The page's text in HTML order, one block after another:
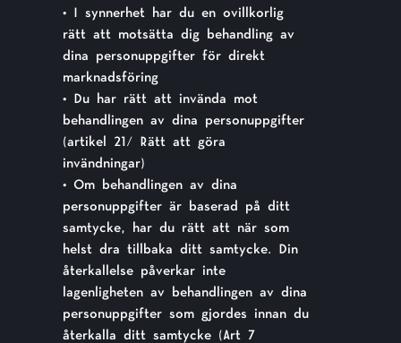
• I synnerhet har du en ovillkorlig
rätt att motsätta dig behandling av
dina personuppgifter för direkt
marknadsföring
• Du har rätt att invända mot
behandlingen av dina personuppgifter
(artikel 21/ Rätt att göra
invändningar)
• Om behandlingen av dina
personuppgifter är baserad på ditt
samtycke, har du rätt att när som
helst dra tillbaka ditt samtycke. Din
återkallelse påverkar inte
lagenligheten av behandlingen av dina
personuppgifter som gjordes innan du
återkalla ditt samtycke (Art 7